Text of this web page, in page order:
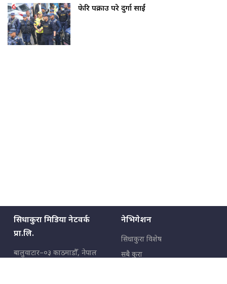
फेरि पक्राउ परे दुर्गा प्रसाईं
सिधाकुरा मिडिया नेटवर्क
प्रा.लि.
बालुवाटार–०३ काठमाडौँ, नेपाल
नेभिगेशन
सिधाकुरा विशेष
सबै कुरा